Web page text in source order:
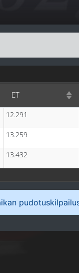
ET
12.291
13.259
13.432